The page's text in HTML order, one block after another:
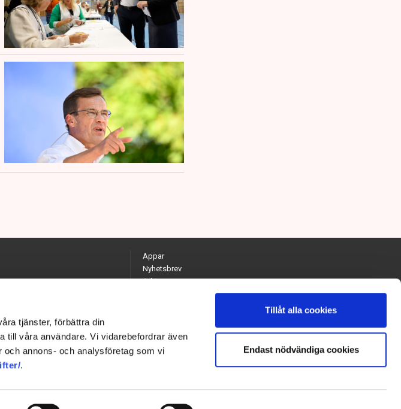
tjänster, förbättra din
till våra användare. Vi vidarebefordrar även
annons- och analysföretag som vi
.
Tillåt alla cookies
Endast nödvändiga cookies
Appar
Nyhetsbrev
Arkiv
Kontakta redaktionen
Chefredaktör och ansvarig utgivare: